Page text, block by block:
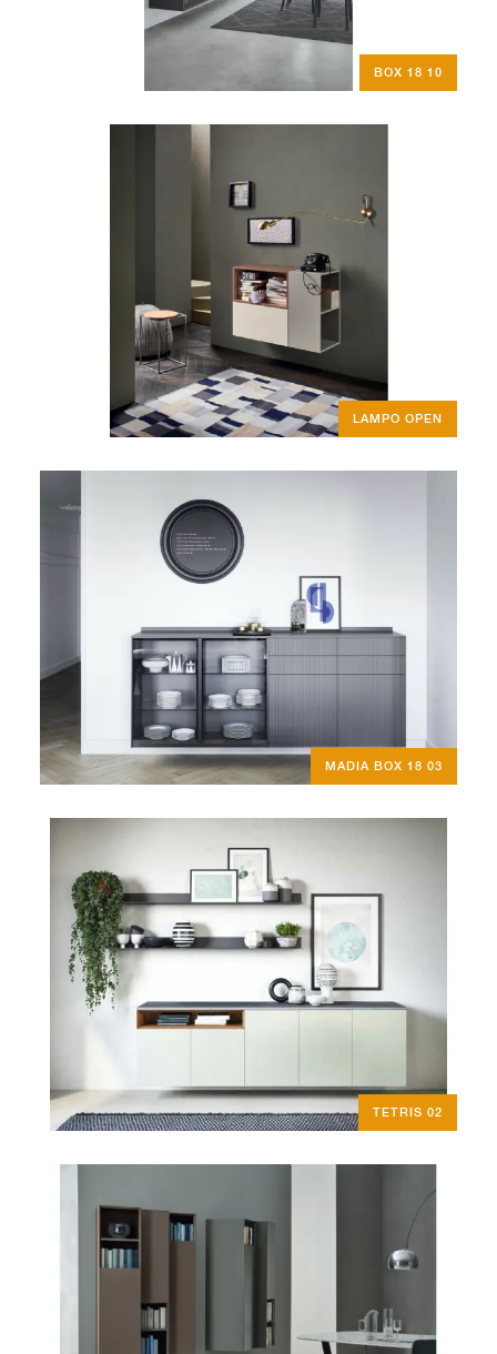
BOX 18 10
LAMPO OPEN
MADIA BOX 18 03
TETRIS 02